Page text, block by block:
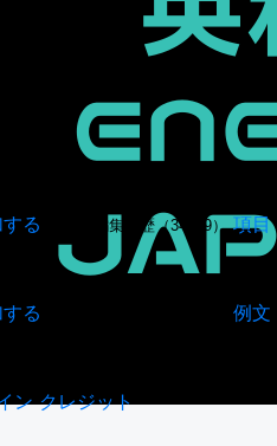
る 項目の編集履歴（34949） 項目
る
例文
ンクレジット